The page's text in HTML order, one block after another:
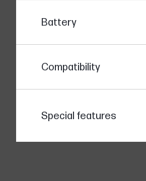
Battery
Compatibility
Special features